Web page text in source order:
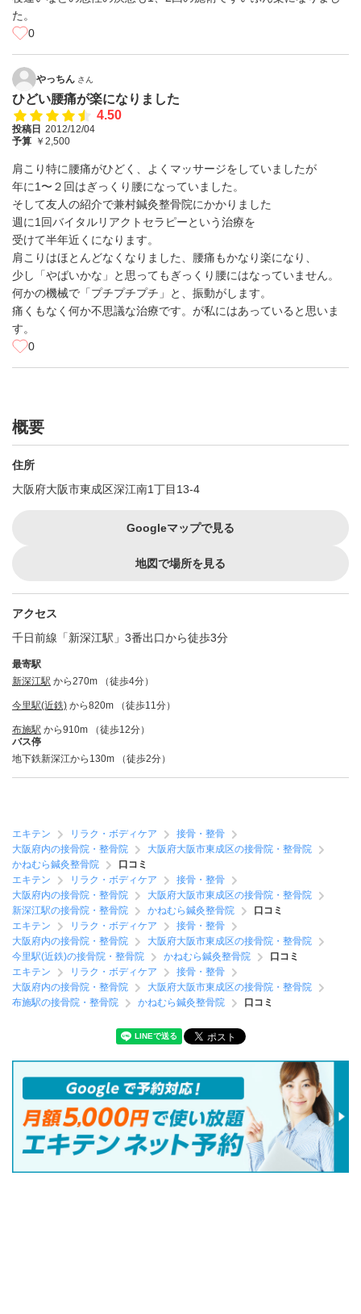
た。
0
やっちん さん
ひどい腰痛が楽になりました
4.50
投稿日 2012/12/04
予算 ￥2,500
肩こり特に腰痛がひどく、よくマッサージをしていましたが
年に1〜２回はぎっくり腰になっていました。
そして友人の紹介で兼村鍼灸整骨院にかかりました
週に1回バイタルリアクトセラピーという治療を
受けて半年近くになります。
肩こりはほとんどなくなりました、腰痛もかなり楽になり、
少し「やばいかな」と思ってもぎっくり腰にはなっていません。
何かの機械で「プチプチプチ」と、振動がします。
痛くもなく何か不思議な治療です。が私にはあっていると思いま
す。
0
概要
住所
大阪府大阪市東成区深江南1丁目13-4
Googleマップで見る
地図で場所を見る
アクセス
千日前線「新深江駅」3番出口から徒歩3分
最寄駅
新深江駅 から270m （徒歩4分）
今里駅(近鉄) から820m （徒歩11分）
布施駅 から910m （徒歩12分）
バス停
地下鉄新深江から130m （徒歩2分）
エキテン リラク・ボディケア
接骨・整骨
大阪府内の接骨院・整骨院
大阪府大阪市東成区の接骨院・整骨院
かねむら鍼灸整骨院
口コミ
エキテン
リラク・ボディケア
接骨・整骨
大阪府内の接骨院・整骨院
大阪府大阪市東成区の接骨院・整骨院
新深江駅の接骨院・整骨院
かねむら鍼灸整骨院
口コミ
エキテン
リラク・ボディケア
接骨・整骨
大阪府内の接骨院・整骨院
大阪府大阪市東成区の接骨院・整骨院
今里駅(近鉄)の接骨院・整骨院
かねむら鍼灸整骨院
口コミ
エキテン
リラク・ボディケア
接骨・整骨
大阪府内の接骨院・整骨院
大阪府大阪市東成区の接骨院・整骨院
布施駅の接骨院・整骨院
かねむら鍼灸整骨院 口コミ